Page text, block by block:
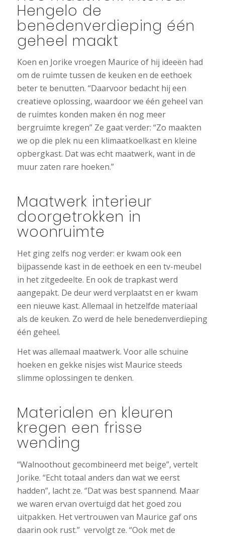
Hengelo de
benedenverdieping één
geheel maakt
Koen en Jorike vroegen Maurice of hij ideeën had
om de ruimte tussen de keuken en de eethoek
beter te benutten. “Daarvoor bedacht hij een
creatieve oplossing, waardoor we één geheel van
de ruimtes konden maken én nog meer
bergruimte kregen” Ze gaat verder: “Zo maakten
we op die plek nu een klimaatkoelkast en kleine
opbergkast. Dat was echt maatwerk, want in de
muur zaten rare hoeken.”
Maatwerk interieur
doorgetrokken in
woonruimte
Het ging zelfs nog verder: er kwam ook een
bijpassende kast in de eethoek en een tv-meubel
in het zitgedeelte. En ook de trapkast werd
aangepakt. De deur werd verplaatst en er kwam
een nieuwe kast. Allemaal in hetzelfde materiaal
als de keuken. Zo werd de hele benedenverdieping
één geheel.
Het was allemaal maatwerk. Voor alle schuine
hoeken en gekke nisjes wist Maurice steeds
slimme oplossingen te denken.
Materialen en kleuren
kregen een frisse
wending
“Walnoothout gecombineerd met beige”, vertelt
Jorike. “Echt totaal anders dan wat we eerst
hadden”, lacht ze. ‘’Dat was best spannend. Maar
we waren ervan overtuigd dat het goed zou
uitpakken. Het vertrouwen van Maurice gaf ons
daarin ook rust.” vervolgt ze. “Ook met de